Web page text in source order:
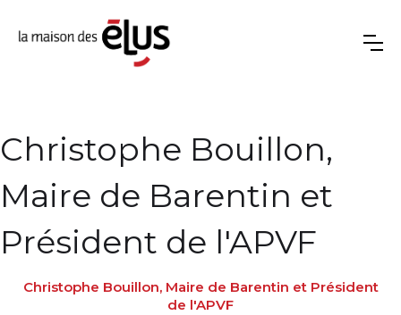
Christophe Bouillon,
Maire de Barentin et
Président de l'APVF
Christophe Bouillon, Maire de Barentin et Président
de l'APVF